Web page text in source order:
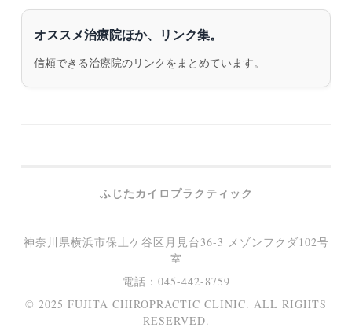
オススメ治療院ほか、リンク集。
信頼できる治療院のリンクをまとめています。
ふじたカイロプラクティック
神奈川県横浜市保土ケ谷区月見台36-3 メゾンフクダ102号
室
電話：045-442-8759
© 2025 FUJITA CHIROPRACTIC CLINIC. ALL RIGHTS
RESERVED.